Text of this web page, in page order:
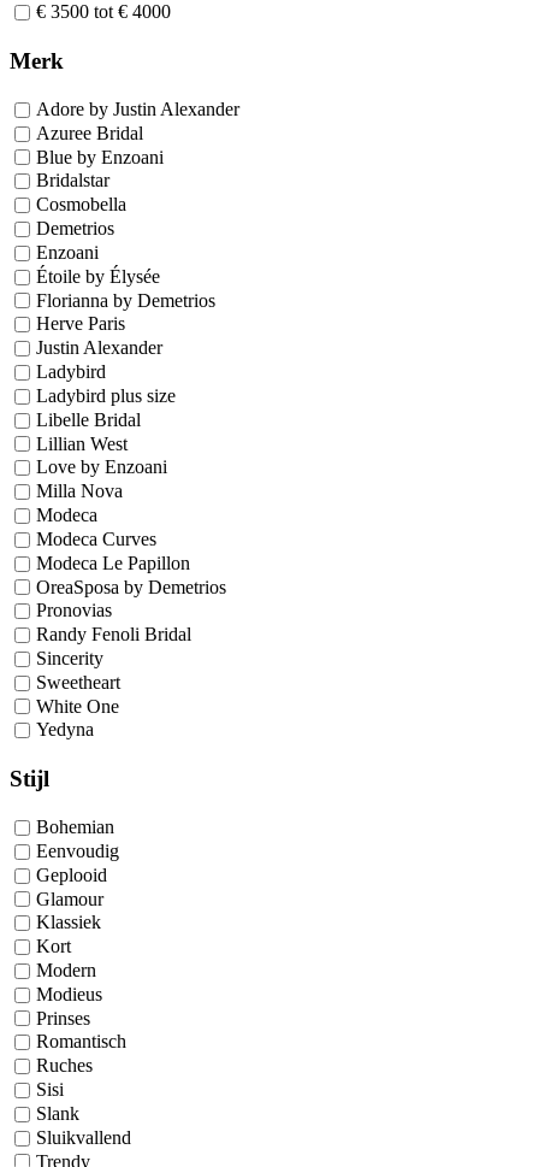
€ 3500 tot € 4000
Merk
Adore by Justin Alexander
Azuree Bridal
Blue by Enzoani
Bridalstar
Cosmobella
Demetrios
Enzoani
Étoile by Élysée
Florianna by Demetrios
Herve Paris
Justin Alexander
Ladybird
Ladybird plus size
Libelle Bridal
Lillian West
Love by Enzoani
Milla Nova
Modeca
Modeca Curves
Modeca Le Papillon
OreaSposa by Demetrios
Pronovias
Randy Fenoli Bridal
Sincerity
Sweetheart
White One
Yedyna
Stijl
Bohemian
Eenvoudig
Geplooid
Glamour
Klassiek
Kort
Modern
Modieus
Prinses
Romantisch
Ruches
Sisi
Slank
Sluikvallend
Trendy